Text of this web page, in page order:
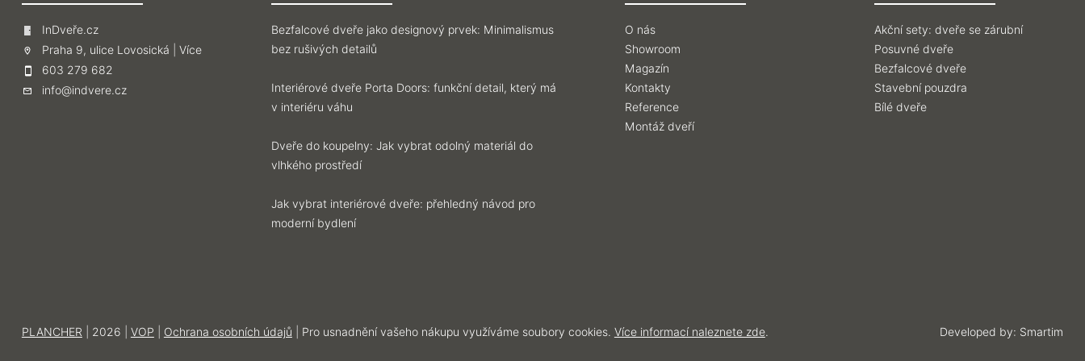
InDveře.cz
Praha 9, ulice Lovosická | Více
603 279 682
info@indvere.cz
Bezfalcové dveře jako designový prvek: Minimalismus
bez rušivých detailů
Interiérové dveře Porta Doors: funkční detail, který má
v interiéru váhu
Dveře do koupelny: Jak vybrat odolný materiál do
vlhkého prostředí
Jak vybrat interiérové dveře: přehledný návod pro
moderní bydlení
O nás
Showroom
Magazín
Kontakty
Reference
Montáž dveří
Akční sety: dveře se zárubní
Posuvné dveře
Bezfalcové dveře
Stavební pouzdra
Bílé dveře
PLANCHER | 2026 | VOP Ochrana osobních údajů | Pro usnadnění vašeho nákupu využíváme soubory cookies. Více informací naleznete zde. Developed by: Smartim